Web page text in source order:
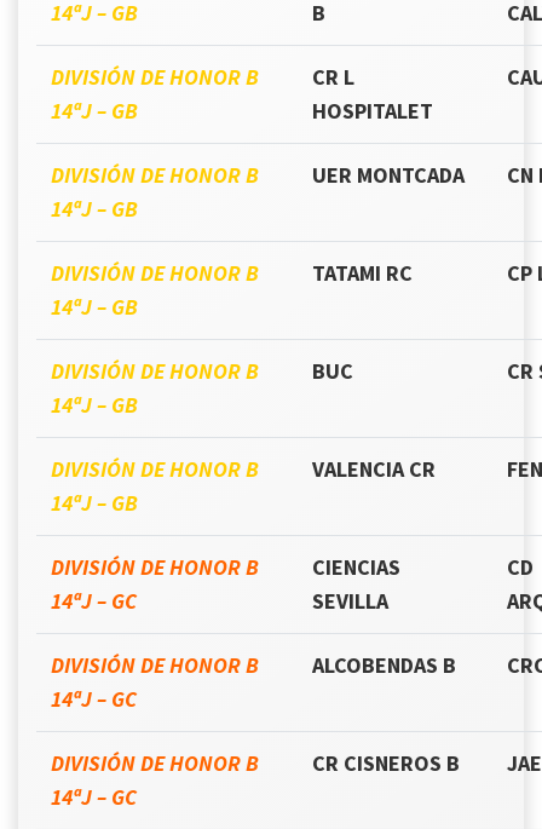
14ªJ – GB
B
DIVISIÓN DE HONOR B
14ªJ – GB
CR L
HOSPITALET
DIVISIÓN DE HONOR B
14ªJ – GB
UER MONTCADA CN
DIVISIÓN DE HONOR B
14ªJ – GB
TATAMI RC CP
DIVISIÓN DE HONOR B
14ªJ – GB
BUC CR
DIVISIÓN DE HONOR B
14ªJ – GB
VALENCIA CR
DIVISIÓN DE HONOR B
14ªJ – GC
CIENCIAS
SEVILLA
CD
DIVISIÓN DE HONOR B
14ªJ – GC
ALCOBENDAS B
DIVISIÓN DE HONOR B
14ªJ – GC
CR CISNEROS B